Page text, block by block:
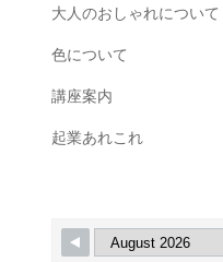
大人のおしゃれについて
色について
講座案内
起業あれこれ